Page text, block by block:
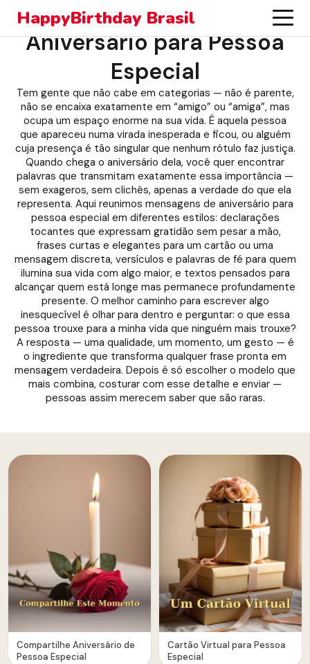
HappyBirthday Brasil
Aniversário para Pessoa
Especial
Tem gente que não cabe em categorias — não é parente,
não se encaixa exatamente em “amigo” ou “amiga”, mas
ocupa um espaço enorme na sua vida. É aquela pessoa
que apareceu numa virada inesperada e ficou, ou alguém
cuja presença é tão singular que nenhum rótulo faz justiça.
Quando chega o aniversário dela, você quer encontrar
palavras que transmitam exatamente essa importância —
sem exageros, sem clichês, apenas a verdade do que ela
representa. Aqui reunimos mensagens de aniversário para
pessoa especial em diferentes estilos: declarações
tocantes que expressam gratidão sem pesar a mão,
frases curtas e elegantes para um cartão ou uma
mensagem discreta, versículos e palavras de fé para quem
ilumina sua vida com algo maior, e textos pensados para
alcançar quem está longe mas permanece profundamente
presente. O melhor caminho para escrever algo
inesquecível é olhar para dentro e perguntar: o que essa
pessoa trouxe para a minha vida que ninguém mais trouxe?
A resposta — uma qualidade, um momento, um gesto — é
o ingrediente que transforma qualquer frase pronta em
mensagem verdadeira. Depois é só escolher o modelo que
mais combina, costurar com esse detalhe e enviar —
pessoas assim merecem saber que são raras.
Compartilhe Aniversário de
Pessoa Especial
Cartão Virtual para Pessoa
Especial